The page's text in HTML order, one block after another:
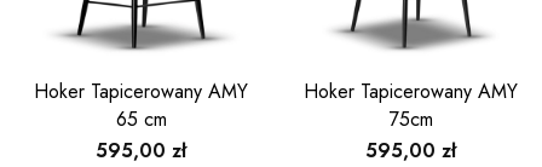
Hoker Tapicerowany AMY
65 cm
Cena
595,00 zł
Hoker Tapicerowany AMY
75cm
Cena
595,00 zł